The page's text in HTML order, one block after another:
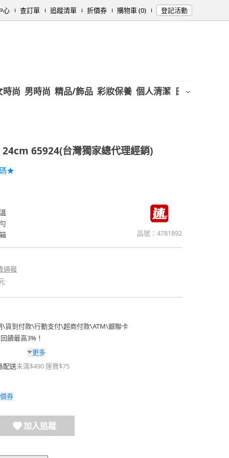
心 查訂單 追蹤清單 折價券 購物車 (0) 登記活動
時尚 男時尚 精品/飾品 彩妝保養 個人清潔 日用/紙品
65924(台灣獨家總代理經銷)
★
品號： 4781892
通報
\貨到付款\行動支付\超商付款\ATM\銀聯卡
饋最高3%！
更多
配送未滿$490 運費$75
券
加入追蹤